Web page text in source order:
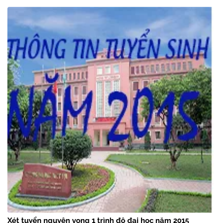
Xét tuyển nguyện vọng 1 trình độ đại học năm 2015